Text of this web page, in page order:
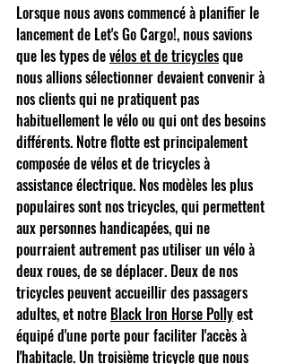
Lorsque nous avons commencé à planifier le
lancement de Let's Go Cargo!, nous savions
que les types devélos et de tricyclesque
nous allions sélectionner devaient convenir à
nos clients qui ne pratiquent pas
habituellement le vélo ou qui ont des besoins
différents. Notre flotte est principalement
composée de vélos et de tricycles à
assistance électrique. Nos modèles les plus
populaires sont nos tricycles, qui permettent
aux personnes handicapées, qui ne
pourraient autrement pas utiliser un vélo à
deux roues, de se déplacer. Deux de nos
tricycles peuvent accueillir des passagers
adultes, et notre Black Iron Horse Pollyest
équipé d'une porte pour faciliter l'accès à
l'habitacle. Un troisième tricycle que nous